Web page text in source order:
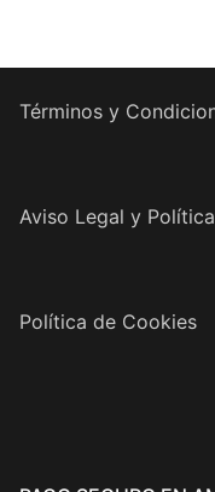
Términos y
Aviso Legal y
Política de Cookies